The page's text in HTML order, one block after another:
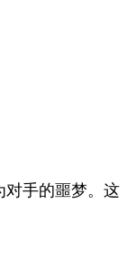
对手的噩梦。这